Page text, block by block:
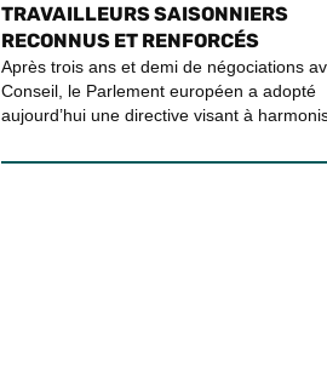
TRAVAILLEURS SAISONNIERS
RECONNUS ET RENFORCÉS
Après trois ans et demi de négociations
Conseil, le Parlement européen a adopté
aujourd’hui une directive visant à